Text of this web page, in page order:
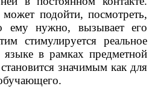
подойти, посмотреть,
ему нужно, вызывает его
стимулируется реальное
в рамках предметной
значимым как для